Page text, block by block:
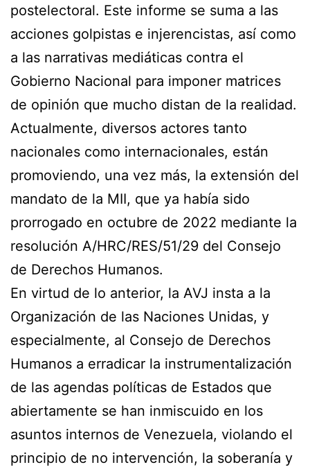
postelectoral. Este informe se suma a las
acciones golpistas e injerencistas, así como
a las narrativas mediáticas contra el
Gobierno Nacional para imponer matrices
de opinión que mucho distan de la realidad.
Actualmente, diversos actores tanto
nacionales como internacionales, están
promoviendo, una vez más, la extensión del
mandato de la MII, que ya había sido
prorrogado en octubre de 2022 mediante la
resolución A/HRC/RES/51/29 del Consejo
de Derechos Humanos.
En virtud de lo anterior, la AVJ insta a la
Organización de las Naciones Unidas, y
especialmente, al Consejo de Derechos
Humanos a erradicar la instrumentalización
de las agendas políticas de Estados que
abiertamente se han inmiscuido en los
asuntos internos de Venezuela, violando el
principio de no intervención, la soberanía y